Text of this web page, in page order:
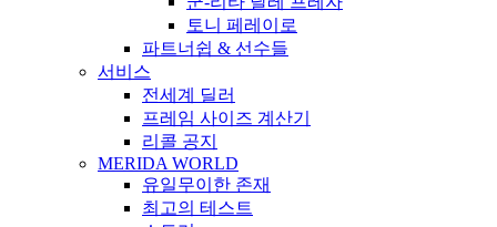
토니 페레이로
파트너쉽 & 선수들
서비스
전세계 딜러
프레임 사이즈 계산기
리콜 공지
MERIDA WORLD
유일무이한 존재
최고의 테스트